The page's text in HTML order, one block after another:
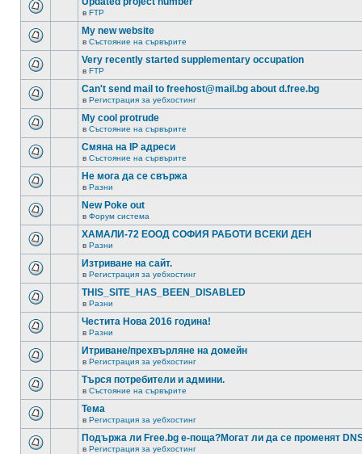
в FTP
My new website
в Състояние на сървърите
Very recently started supplementary occupation
в FTP
Can't send mail to freehost@mail.bg about d.free.bg
в Регистрация за уебхостинг
My cool protrude
в Състояние на сървърите
Смяна на IP адреси
в Състояние на сървърите
Не мога да се свържа
в Разни
New Poke out
в Форум система
ХАМАЛИ-72 ЕООД СОФИЯ РАБОТИ ВСЕКИ ДЕН
в Разни
Изтриване на сайт.
в Регистрация за уебхостинг
THIS_SITE_HAS_BEEN_DISABLED
в Разни
Честита Нова 2016 година!
в Разни
Итриване/прехвърляне на домейн
в Регистрация за уебхостинг
Търся потребители и админи.
в Състояние на сървърите
Тема
в Регистрация за уебхостинг
Подържа ли Free.bg е-поща?Могат ли да се променят
в Регистрация за уебхостинг